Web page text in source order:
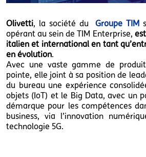
Olivetti, la société du Groupe TIM
opérant au sein de TIM Enterprise,
italien et international en tant
en évolution.
Avec une vaste gamme de
pointe, elle joint à sa position de
du bureau une expérience
objets (IoT) et le Big Data, avec un
démarque pour les compétences
business, via l’innovation
technologie 5G.